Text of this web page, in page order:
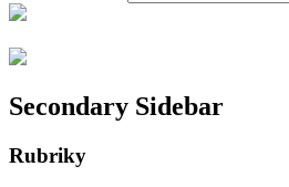
Secondary Sidebar
Rubriky